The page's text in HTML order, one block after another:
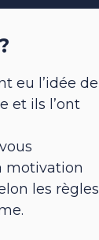
eu l’idée de
et ils l’ont
motivation
les règles